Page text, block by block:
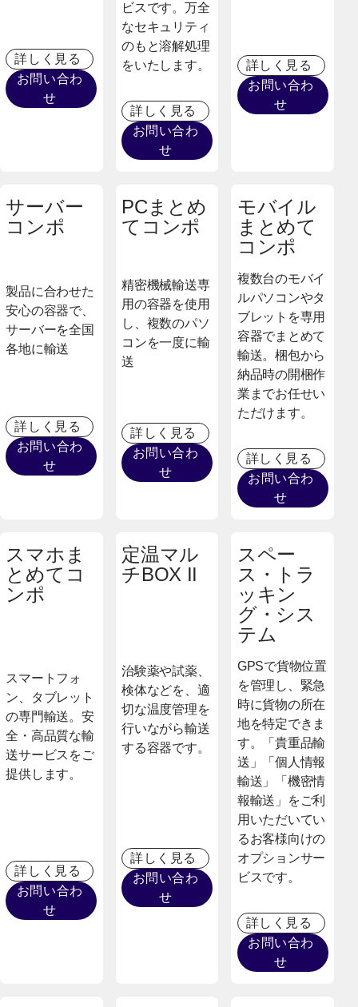
詳しく見る
お問い合わ
せ
ビスです。万全
なセキュリティ
のもと溶解処理
をいたします。
詳しく見る
お問い合わ
せ
詳しく見る
お問い合わ
せ
サーバー
コンポ
製品に合わせた
安心の容器で、
サーバーを全国
各地に輸送
詳しく見る
お問い合わ
せ
PCまとめ
てコンポ
精密機械輸送専
用の容器を使用
し、複数のパソ
コンを一度に輸
送
詳しく見る
お問い合わ
せ
モバイル
まとめて
コンポ
複数台のモバイ
ルパソコンやタ
ブレットを専用
容器でまとめて
輸送。梱包から
納品時の開梱作
業までお任せい
ただけます。
詳しく見る
お問い合わ
せ
スマホま
とめてコ
ンポ
スマートフォ
ン、タブレット
の専門輸送。安
全・高品質な輸
送サービスをご
提供します。
詳しく見る
お問い合わ
せ
定温マル
チBOX II
治験薬や試薬、
検体などを、適
切な温度管理を
行いながら輸送
する容器です。
詳しく見る
お問い合わ
せ
スペー
ス・トラ
ッキン
グ・シス
テム
GPSで貨物位置
を管理し、緊急
時に貨物の所在
地を特定できま
す。「貴重品輸
送」「個人情報
輸送」「機密情
報輸送」をご利
用いただいてい
るお客様向けの
オプションサー
ビスです。
詳しく見る
お問い合わ
せ